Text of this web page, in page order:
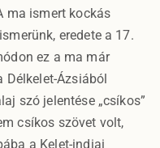
ma ismert kockás
eredete a 17.
ez a ma már
Ázsiából
szó jelentése „csíkos”
csíkos szövet volt,
a Kelet-indiai